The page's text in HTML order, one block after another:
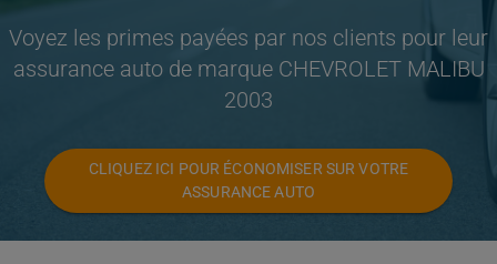
Voyez les primes payées par nos clients pour leur
assurance auto de marque CHEVROLET MALIBU
2003
CLIQUEZ ICI POUR ÉCONOMISER SUR VOTRE
ASSURANCE AUTO